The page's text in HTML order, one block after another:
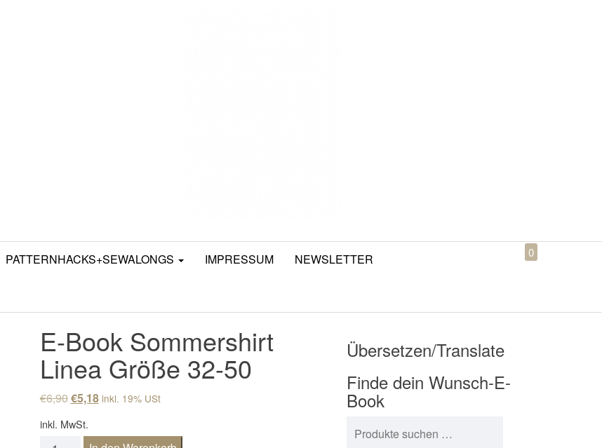
PATTERNHACKS+SEWALONGS IMPRESSUM NEWSLETTER 0
E-Book Sommershirt
Linea Größe 32-50
€6,90Ursprünglicher Preis war: €6,90
€5,18Aktueller Preis ist: €5,18.
inkl. 19% USt
inkl. MwSt.
Übersetzen/Translate
Finde dein Wunsch-E-
Book